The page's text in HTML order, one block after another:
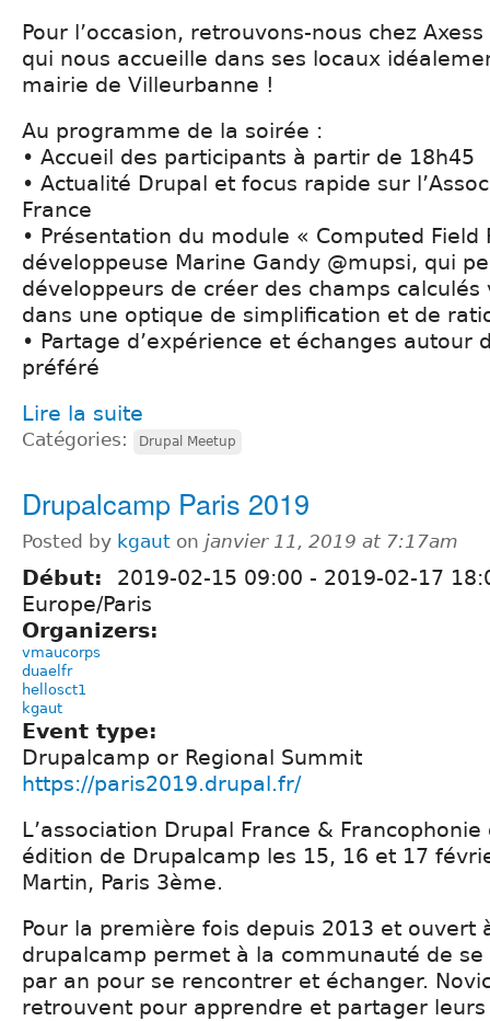
Pour l’occasion, retrouvons-nous chez
qui nous accueille dans ses locaux
mairie de Villeurbanne !
Au programme de la soirée :
• Accueil des participants à partir de 18h45
• Actualité Drupal et focus rapide sur
France
• Présentation du module « Computed Field
développeuse Marine Gandy @mupsi, qui
développeurs de créer des champs calculés
dans une optique de simplification et de
• Partage d’expérience et échanges autour
préféré
Lire la suite
Catégories: Drupal Meetup
Drupalcamp Paris 2019
Posted by kgaut on janvier 11, 2019 at 7:17am
Début: 2019-02-15 09:00 - 2019-02-17
Europe/Paris
Organizers:
vmaucorps
duaelfr
hellosct1
kgaut
Event type:
Drupalcamp or Regional Summit
https://paris2019.drupal.fr/
L’association Drupal France &
édition de Drupalcamp les 15, 16 et 17
Martin, Paris 3ème.
Pour la première fois depuis 2013 et ouvert
drupalcamp permet à la communauté de
par an pour se rencontrer et échanger.
retrouvent pour apprendre et partager leurs